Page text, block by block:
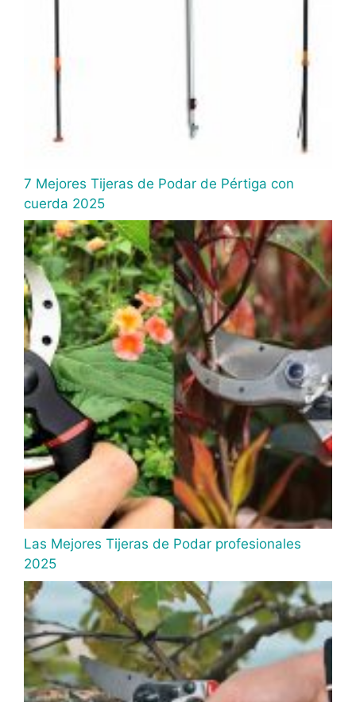
7 Mejores Tijeras de Podar de Pértiga con
cuerda 2025
Las Mejores Tijeras de Podar profesionales
2025